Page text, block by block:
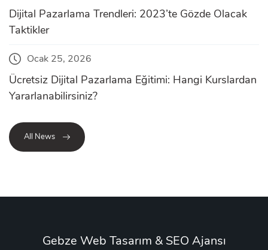
Dijital Pazarlama Trendleri: 2023’te Gözde Olacak
Taktikler
Ocak 25, 2026
Ücretsiz Dijital Pazarlama Eğitimi: Hangi Kurslardan
Yararlanabilirsiniz?
All News
Gebze Web Tasarım & SEO Ajansı